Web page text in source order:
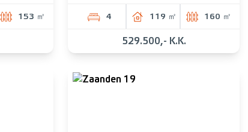
153 ㎡ 4 119 ㎡ 160 ㎡
529.500,- K.K.